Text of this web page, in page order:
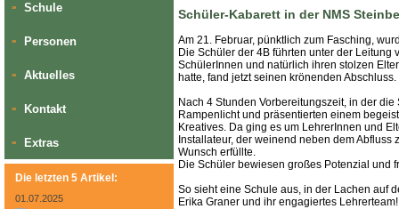
» Schule
» Personen
» Aktuelles
» Kontakt
» Extras
Die letzten 5 Artikel:
01.07.2025
Schüler-Kabarett in der NMS
Am 21. Februar, pünktlich zum Fasching,
Die Schüler der 4B führten unter der Leitung
SchülerInnen und natürlich ihren stolzen
hatte, fand jetzt seinen krönenden Abschluss.
Nach 4 Stunden Vorbereitungszeit, in der
Rampenlicht und präsentierten einem
Kreatives. Da ging es um LehrerInnen und
Installateur, der weinend neben dem
Wunsch erfüllte.
Die Schüler bewiesen großes Potenzial und
So sieht eine Schule aus, in der Lachen auf
Erika Graner und ihr engagiertes Lehrerteam!